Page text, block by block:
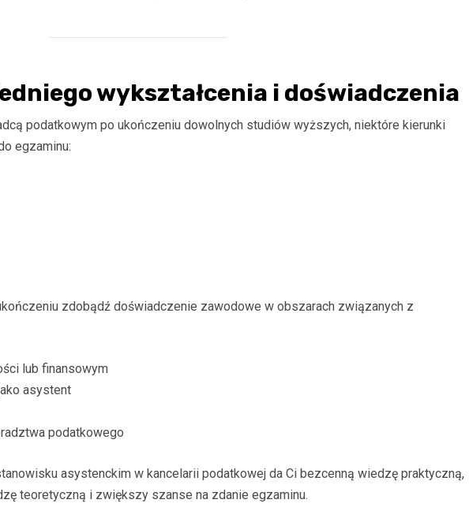
wykształcenia i doświadczenia
podatkowym po ukończeniu dowolnych studiów wyższych, niektóre kierunki
egzaminu:
zdobądź doświadczenie zawodowe w obszarach związanych z
lub finansowym
asystent
podatkowego
asystenckim w kancelarii podatkowej da Ci bezcenną wiedzę praktyczną,
teoretyczną i zwiększy szanse na zdanie egzaminu.